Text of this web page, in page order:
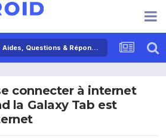
Samsung Galaxy Tab 10.1 - Aides, Questions & Réponses
connecter à internet
la Galaxy Tab est